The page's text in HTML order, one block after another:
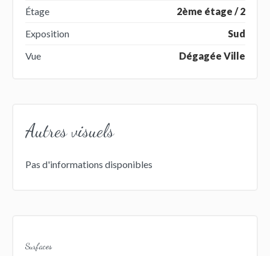
Étage
2ème étage / 2
Exposition
Sud
Vue
Dégagée Ville
Autres visuels
Pas d'informations disponibles
Surfaces